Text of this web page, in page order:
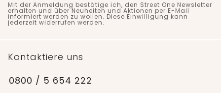
Mit der Anmeldung bestätige ich, den Street One Newsletter
erhalten und über Neuheiten und Aktionen per E-Mail
informiert werden zu wollen. Diese Einwilligung kann
jederzeit widerrufen werden.
Kontaktiere uns
0800 / 5 654 222